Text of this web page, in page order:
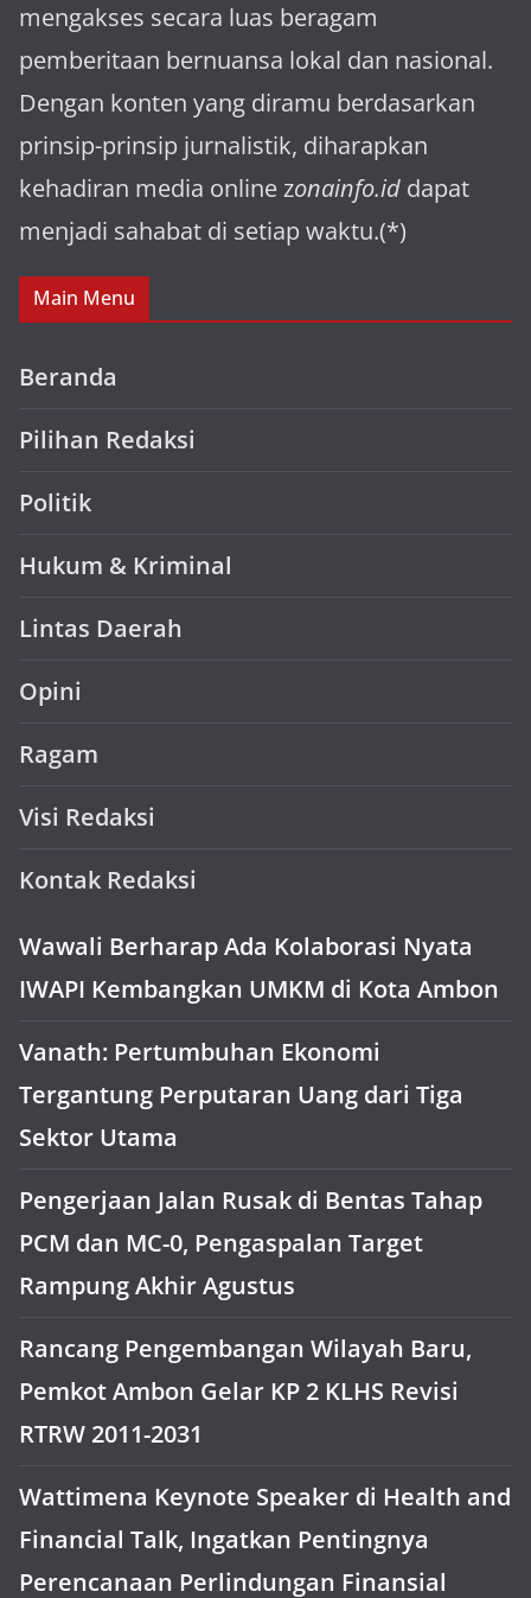
mengakses secara luas beragam
pemberitaan bernuansa lokal dan nasional.
Dengan konten yang diramu berdasarkan
prinsip-prinsip jurnalistik, diharapkan
kehadiran media online zonainfo.id dapat
menjadi sahabat di setiap waktu.(*)
Main Menu
Beranda
Pilihan Redaksi
Politik
Hukum & Kriminal
Lintas Daerah
Opini
Ragam
Visi Redaksi
Kontak Redaksi
Wawali Berharap Ada Kolaborasi Nyata
IWAPI Kembangkan UMKM di Kota Ambon
Vanath: Pertumbuhan Ekonomi
Tergantung Perputaran Uang dari Tiga
Sektor Utama
Pengerjaan Jalan Rusak di Bentas Tahap
PCM dan MC-0, Pengaspalan Target
Rampung Akhir Agustus
Rancang Pengembangan Wilayah Baru,
Pemkot Ambon Gelar KP 2 KLHS Revisi
RTRW 2011-2031
Wattimena Keynote Speaker di Health and
Financial Talk, Ingatkan Pentingnya
Perencanaan Perlindungan Finansial